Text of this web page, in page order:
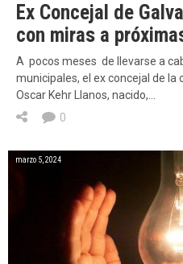
Ex Concejal de
con miras a
A pocos meses de llevarse a
municipales, el ex concejal de la
Oscar Kehr Llanos, nacido,…
0
marzo 5, 2024